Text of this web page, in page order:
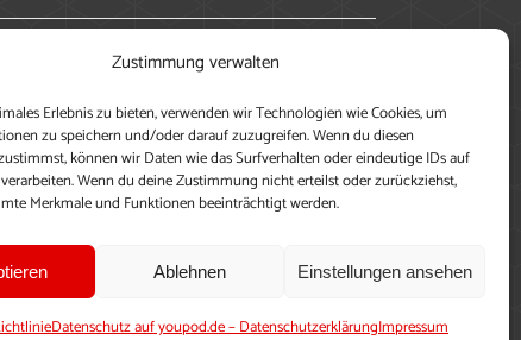
Zustimmung verwalten
Erlebnis zu bieten, verwenden wir Technologien wie Cookies, um
zu speichern und/oder darauf zuzugreifen. Wenn du diesen
können wir Daten wie das Surfverhalten oder eindeutige IDs auf
Wenn du deine Zustimmung nicht erteilst oder zurückziehst,
Merkmale und Funktionen beeinträchtigt werden.
Ablehnen Einstellungen ansehen
Datenschutz auf youpod.de – DatenschutzerklärungImpressum
teile deine Perspektive und veröffentliche
nutzen zu können, ein Profil anzulegen, eigene